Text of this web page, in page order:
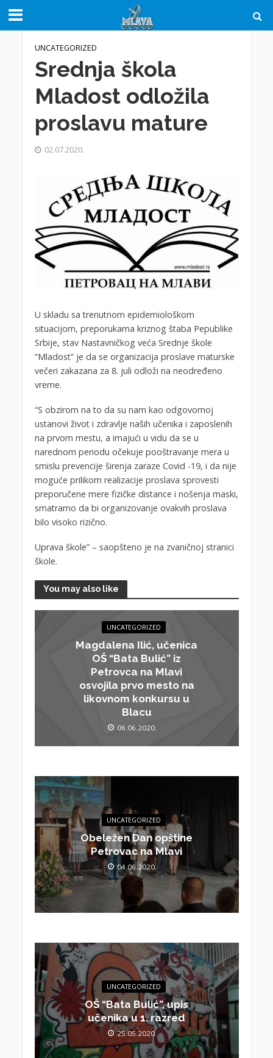
UNCATEGORIZED
Srednja škola
Mladost odložila
proslavu mature
02.07.2020.
U skladu sa trenutnom epidemiološkom
situacijom, preporukama kriznog štaba Pepublike
Srbije, stav Nastavničkog veća Srednje škole
“Mladost” je da se organizacija proslave maturske
večeri zakazana za 8. juli odloži na neodređeno
vreme.
“S obzirom na to da su nam kao odgovornoj
ustanovi život i zdravlje naših učenika i zaposlenih
na prvom mestu, a imajući u vidu da se u
narednom periodu očekuje pooštravanje mera u
smislu prevencije širenja zaraze Covid -19, i da nije
moguće prilikom realizacije proslava sprovesti
preporučene mere fizičke distance i nošenja maski,
smatramo da bi organizovanje ovakvih proslava
bilo visoko rizično.
Uprava škole” – saopšteno je na zvaničnoj stranici
škole.
You may also like
UNCATEGORIZED
Magdalena Ilić, učenica
OŠ “Bata Bulić” iz
Petrovca na Mlavi
osvojila prvo mesto na
likovnom konkursu u
Blacu
06.06.2020.
UNCATEGORIZED
Obeležen Dan opštine
Petrovac na Mlavi
04.06.2020.
UNCATEGORIZED
OŠ “Bata Bulić”, upis
učenika u 1. razred
25.05.2020.